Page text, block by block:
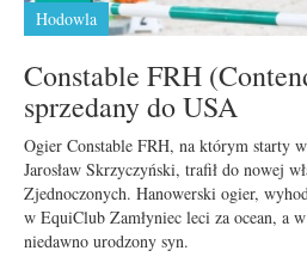
Hodowla
Constable FRH
sprzedany do USA
Ogier Constable FRH, na którym starty w
Jarosław Skrzyczyński, trafił do nowej
Zjednoczonych. Hanowerski ogier,
w EquiClub Zamłyniec leci za ocean, a
niedawno urodzony syn.